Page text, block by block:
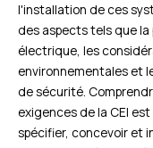
l'installation de ces
des aspects tels que
électrique, les
environnementales et
de sécurité.
exigences de la CEI
spécifier, concevoir et